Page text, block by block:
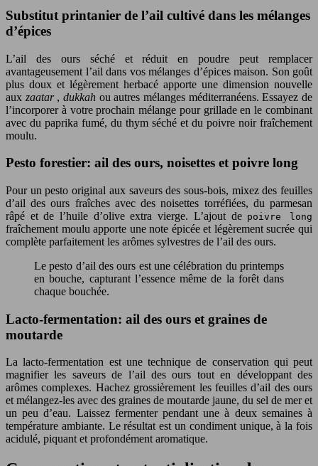
Substitut printanier de l’ail cultivé dans les mélanges
d’épices
L’ail des ours séché et réduit en poudre peut remplacer
avantageusement l’ail dans vos mélanges d’épices maison. Son goût
plus doux et légèrement herbacé apporte une dimension nouvelle
aux zaatar ,dukkah ou autres mélanges méditerranéens. Essayez de
l’incorporer à votre prochain mélange pour grillade en le combinant
avec du paprika fumé, du thym séché et du poivre noir fraîchement
moulu.
Pesto forestier: ail des ours, noisettes et poivre long
Pour un pesto original aux saveurs des sous-bois, mixez des feuilles
d’ail des ours fraîches avec des noisettes torréfiées, du parmesan
râpé et de l’huile d’olive extra vierge. L’ajout de poivre long
fraîchement moulu apporte une note épicée et légèrement sucrée qui
complète parfaitement les arômes sylvestres de l’ail des ours.
Le pesto d’ail des ours est une célébration du printemps
en bouche, capturant l’essence même de la forêt dans
chaque bouchée.
Lacto-fermentation: ail des ours et graines de
moutarde
La lacto-fermentation est une technique de conservation qui peut
magnifier les saveurs de l’ail des ours tout en développant des
arômes complexes. Hachez grossièrement les feuilles d’ail des ours
et mélangez-les avec des graines de moutarde jaune, du sel de mer et
un peu d’eau. Laissez fermenter pendant une à deux semaines à
température ambiante. Le résultat est un condiment unique, à la fois
acidulé, piquant et profondément aromatique.